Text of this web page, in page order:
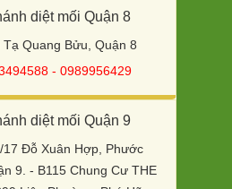
diệt mối Quận 8
Quang Bửu, Quận 8
- 0989956429
diệt mối Quận 9
17 Đỗ Xuân Hợp, Phước
9. - B115 Chung Cư THE